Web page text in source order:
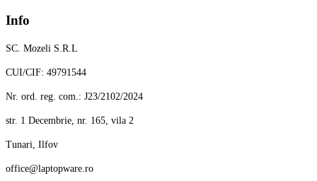
Info
SC. Mozeli S.R.L
CUI/CIF: 49791544
Nr. ord. reg. com.: J23/2102/2024
str. 1 Decembrie, nr. 165, vila 2
Tunari, Ilfov
office@laptopware.ro